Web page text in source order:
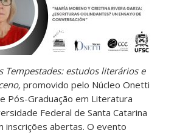
Tempestades: estudos literários e
promovido pelo Núcleo Onetti
Pós-Graduação em Literatura
Federal de Santa Catarina
inscrições abertas. O evento